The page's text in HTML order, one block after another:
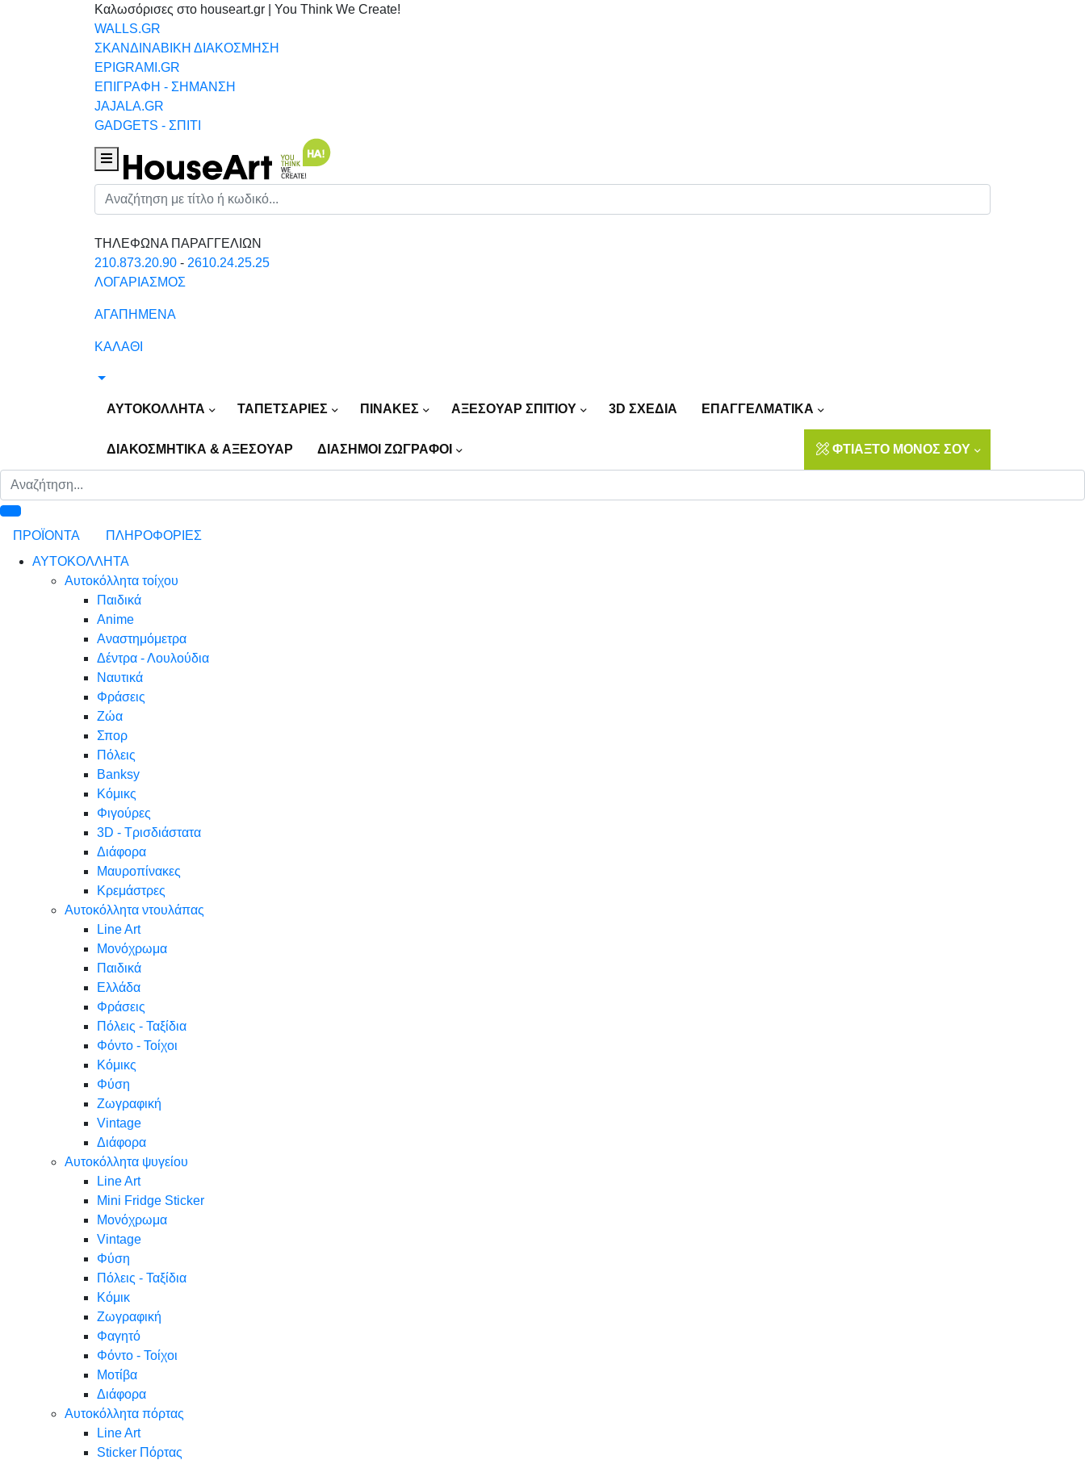
Καλωσόρισες στο houseart.gr | You Think We Create!
WALLS.GR
ΣΚΑΝΔΙΝΑΒΙΚΗ ΔΙΑΚΟΣΜΗΣΗ
EPIGRAMI.GR
ΕΠΙΓΡΑΦΗ - ΣΗΜΑΝΣΗ
JAJALA.GR
GADGETS - ΣΠΙΤΙ
Houseart Menu
Αναζήτηση
ΤΗΛΕΦΩΝΑ ΠΑΡΑΓΓΕΛΙΩΝ
210.873.20.90 - 2610.24.25.25
ΛΟΓΑΡΙΑΣΜΟΣ
ΑΓΑΠΗΜΕΝΑ
ΚΑΛΑΘΙ
ΑΥΤΟΚΟΛΛΗΤΑ ΤΑΠΕΤΣΑΡΙΕΣ ΠΙΝΑΚΕΣ ΑΞΕΣΟΥΑΡ ΣΠΙΤΙΟΥ 3D ΣΧΕΔΙΑ ΕΠΑΓΓΕΛΜΑΤΙΚΑ
ΔΙΑΚΟΣΜΗΤΙΚΑ & ΑΞΕΣΟΥΑΡ ΔΙΑΣΗΜΟΙ ΖΩΓΡΑΦΟΙ ΦΤΙΑΞΤΟ ΜΟΝΟΣ ΣΟΥ
ΠΡΟΪΟΝΤΑ
ΠΛΗΡΟΦΟΡΙΕΣ
ΑΥΤΟΚΟΛΛΗΤΑ
Αυτοκόλλητα τοίχου
Παιδικά
Anime
Αναστημόμετρα
Δέντρα - Λουλούδια
Ναυτικά
Φράσεις
Ζώα
Σπορ
Πόλεις
Banksy
Κόμικς
Φιγούρες
3D - Τρισδιάστατα
Διάφορα
Μαυροπίνακες
Κρεμάστρες
Αυτοκόλλητα ντουλάπας
Line Art
Μονόχρωμα
Παιδικά
Ελλάδα
Φράσεις
Πόλεις - Ταξίδια
Φόντο - Τοίχοι
Κόμικς
Φύση
Ζωγραφική
Vintage
Διάφορα
Αυτοκόλλητα ψυγείου
Line Art
Mini Fridge Sticker
Μονόχρωμα
Vintage
Φύση
Πόλεις - Ταξίδια
Κόμικ
Ζωγραφική
Φαγητό
Φόντο - Τοίχοι
Μοτίβα
Διάφορα
Αυτοκόλλητα πόρτας
Line Art
Sticker Πόρτας